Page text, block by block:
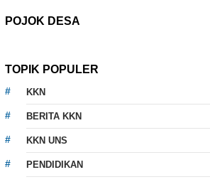
POJOK DESA
TOPIK POPULER
KKN
BERITA KKN
KKN UNS
PENDIDIKAN